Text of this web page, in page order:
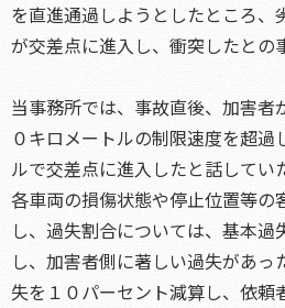
を直進通過しようとしたところ、
が交差点に進入し、衝突したとの
当事務所では、事故直後、加害者
０キロメートルの制限速度を超過
ルで交差点に進入したと話してい
各車両の損傷状態や停止位置等の
し、過失割合については、基本過
し、加害者側に著しい過失があっ
失を１０パーセント減算し、依頼